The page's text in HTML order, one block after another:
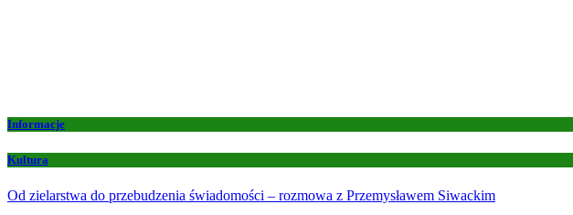
Informacje
Kultura
Od zielarstwa do przebudzenia świadomości – rozmowa z Przemysławem Siwackim